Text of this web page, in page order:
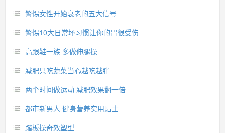
警惕女性开始衰老的五大信号
警惕10大日常坏习惯让你的胃很受伤
高跟鞋一族 多做伸腿操
减肥只吃蔬菜当心越吃越胖
两个时间做运动 减肥效果翻一倍
都市新男人 健身营养实用贴士
踏板操奇效塑型